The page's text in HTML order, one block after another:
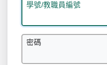
學號/教職員編號
密碼